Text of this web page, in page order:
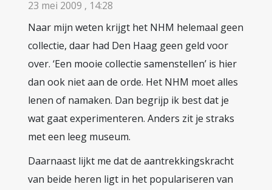
23 mei 2009 , 14:28
Naar mijn weten krijgt het NHM helemaal geen
collectie, daar had Den Haag geen geld voor
over. ‘Een mooie collectie samenstellen’ is hier
dan ook niet aan de orde. Het NHM moet alles
lenen of namaken. Dan begrijp ik best dat je
wat gaat experimenteren. Anders zit je straks
met een leeg museum.
Daarnaast lijkt me dat de aantrekkingskracht
van beide heren ligt in het populariseren van